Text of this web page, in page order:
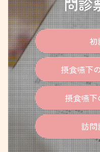
初
摂食嚥下
摂食嚥下
訪